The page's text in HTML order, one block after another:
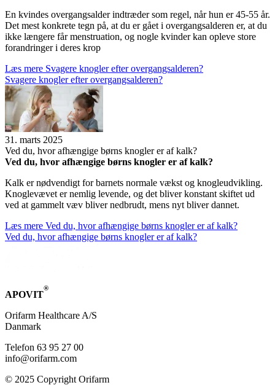
En kvindes overgangsalder indtræder som regel, når hun er 45-55 år.
Det mest konkrete tegn på, at du er gået i overgangsalderen er, at du
ikke længere får menstruation, og nogle kvinder kan opleve store
forandringer i deres krop
Læs mere Sva­gere knog­ler efter over­gangs­al­de­ren?
Sva­gere knog­ler efter over­gangs­al­de­ren?
31. marts 2025
Ved du, hvor afhæn­gige børns knog­ler er af kalk?
Ved du, hvor afhæn­gige børns knog­ler er af kalk?
Kalk er nødvendigt for barnets normale vækst og knogleudvikling.
Knoglevævet er nemlig levende, og det bliver konstant skiftet ud
ved at gammelt væv bliver nedbrudt, mens nyt bliver dannet.
Læs mere Ved du, hvor afhæn­gige børns knog­ler er af kalk?
Ved du, hvor afhæn­gige børns knog­ler er af kalk?
APOVIT
®
Orifarm Healthcare A/S
Danmark
Telefon 63 95 27 00
info@orifarm.com
© 2025 Copyright Orifarm